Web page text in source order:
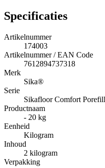
Specificaties
Artikelnummer
174003
Artikelnummer / EAN Code
7612894737318
Merk
Sika®
Serie
Sikafloor Comfort
Productnaam
- 20 kg
Eenheid
Kilogram
Inhoud
2 kilogram
Verpakking